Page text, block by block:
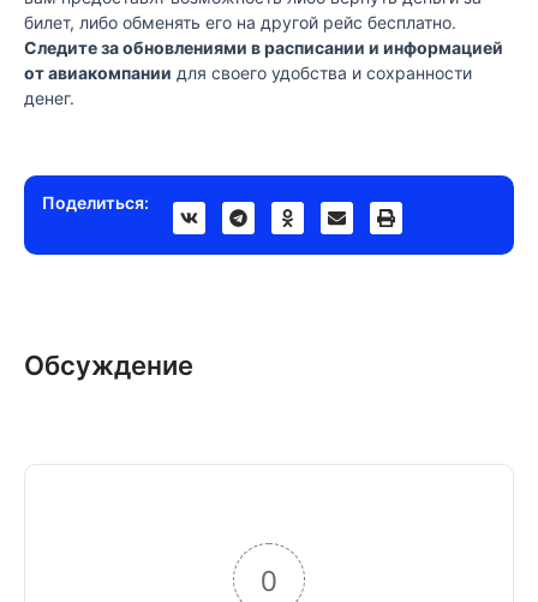
билет, либо обменять его на другой рейс бесплатно.
Следите за обновлениями в расписании и информацией
от авиакомпании для своего удобства и сохранности
денег.
Поделиться:
Обсуждение
0